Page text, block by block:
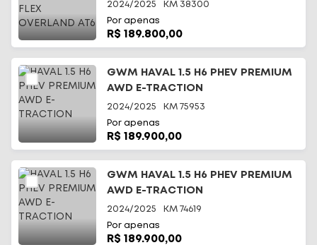
2024/2025 KM 38300
Por apenas
R$ 189.800,00
GWM HAVAL 1.5 H6 PHEV PREMIUM
AWD E-TRACTION
2024/2025 KM 75953
Por apenas
R$ 189.900,00
GWM HAVAL 1.5 H6 PHEV PREMIUM
AWD E-TRACTION
2024/2025 KM 74619
Por apenas
R$ 189.900,00